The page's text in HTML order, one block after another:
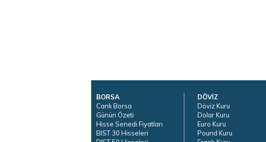
BORSA
Canlı Borsa
Günün Özeti
Hisse Senedi Fiyatları
BIST 30 Hisseleri
DÖVİZ
Döviz Kuru
Dolar Kuru
Euro Kuru
Pound Kuru